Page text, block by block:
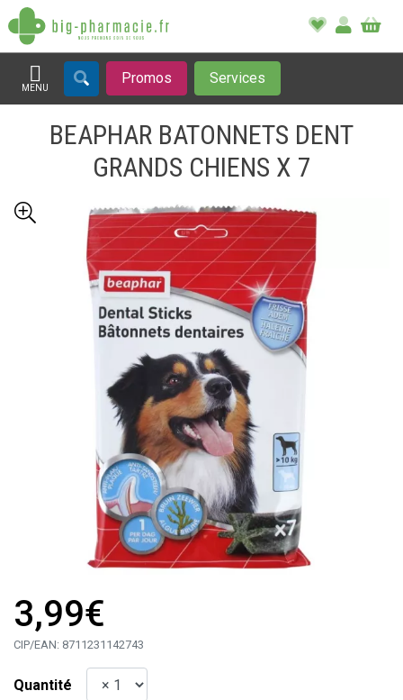
MENU
Afficher la navigation
Promos Services
BEAPHAR BATONNETS DENT
GRANDS CHIENS X 7
3,99€
CIP/EAN: 8711231142743
Quantité